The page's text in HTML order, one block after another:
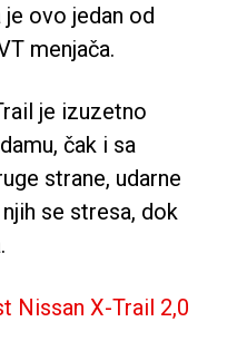
ovo jedan od
menjača.
je izuzetno
čak i sa
strane, udarne
se stresa, dok